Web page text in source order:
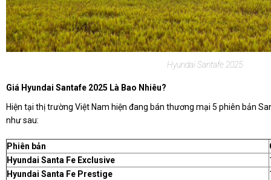
Hyundai Santafe 2025
Giá Hyundai Santafe 2025 Là Bao Nhiêu?
Hiện tại thị trường Việt Nam hiện đang bán thương mại 5 phiên bản
như sau:
Phiên bản
Hyundai Santa Fe Exclusive
Hyundai Santa Fe Prestige